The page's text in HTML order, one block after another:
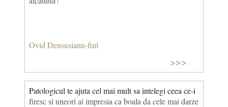
Ovid Densusianu-fiul
>>>
Patologicul te ajuta cel mai mult sa intelegi ceea ce-i
firesc si uneori ai impresia ca boala da cele mai darze